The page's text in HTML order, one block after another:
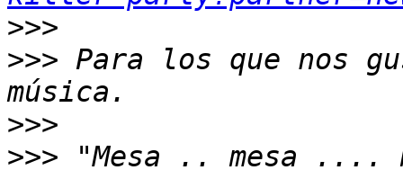
>>>
>>> Para los que nos
>>>
>>> "Mesa .. mesa ....